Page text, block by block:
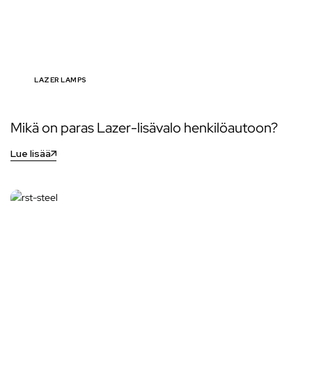
LAZER LAMPS
Mikä on paras Lazer-lisävalo henkilöautoon?
Lue lisää